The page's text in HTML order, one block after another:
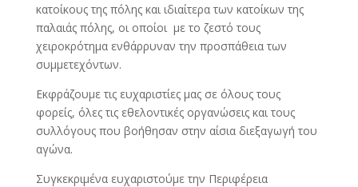
κατοίκους της πόλης και ιδιαίτερα των κατοίκων της
παλαιάς πόλης, οι οποίοι με το ζεστό τους
χειροκρότημα ενθάρρυναν την προσπάθεια των
συμμετεχόντων.
Εκφράζουμε τις ευχαριστίες μας σε όλους τους
φορείς, όλες τις εθελοντικές οργανώσεις και τους
συλλόγους που βοήθησαν στην αίσια διεξαγωγή του
αγώνα.
Συγκεκριμένα ευχαριστούμε την Περιφέρεια